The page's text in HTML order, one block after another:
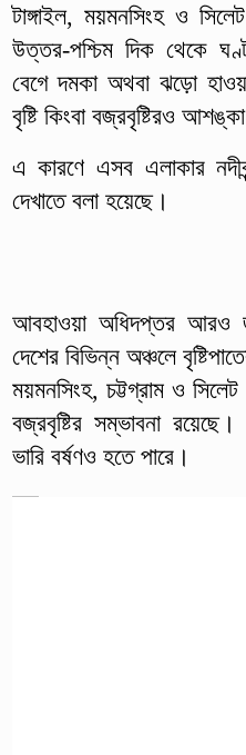
টাঙ্গাইল, ময়মনসিংহ ও
উত্তর-পশ্চিম দিক থেকে
বেগে দমকা অথবা ঝড়ো
বৃষ্টি কিংবা বজ্রবৃষ্টিরও
এ কারণে এসব এলাকার
দেখাতে বলা হয়েছে।
আবহাওয়া অধিদপ্তর আরও
দেশের বিভিন্ন অঞ্চলে
ময়মনসিংহ, চট্টগ্রাম ও
বজ্রবৃষ্টির সম্ভাবনা
ভারি বর্ষণও হতে পারে।